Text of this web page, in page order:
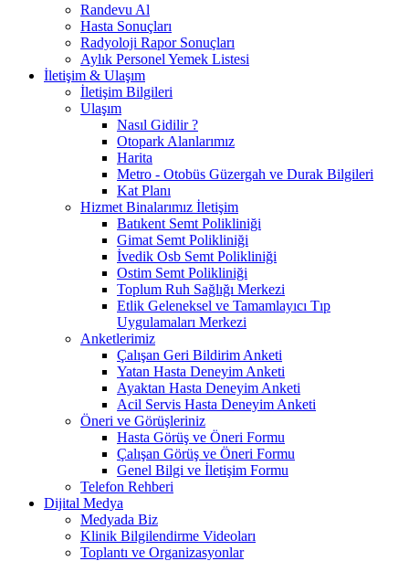
Randevu Al
Hasta Sonuçları
Radyoloji Rapor Sonuçları
Aylık Personel Yemek Listesi
İletişim & Ulaşım
İletişim Bilgileri
Ulaşım
Nasıl Gidilir ?
Otopark Alanlarımız
Harita
Metro - Otobüs Güzergah ve Durak Bilgileri
Kat Planı
Hizmet Binalarımız İletişim
Batıkent Semt Polikliniği
Gimat Semt Polikliniği
İvedik Osb Semt Polikliniği
Ostim Semt Polikliniği
Toplum Ruh Sağlığı Merkezi
Etlik Geleneksel ve Tamamlayıcı Tıp
Uygulamaları Merkezi
Anketlerimiz
Çalışan Geri Bildirim Anketi
Yatan Hasta Deneyim Anketi
Ayaktan Hasta Deneyim Anketi
Acil Servis Hasta Deneyim Anketi
Öneri ve Görüşleriniz
Hasta Görüş ve Öneri Formu
Çalışan Görüş ve Öneri Formu
Genel Bilgi ve İletişim Formu
Telefon Rehberi
Dijital Medya
Medyada Biz
Klinik Bilgilendirme Videoları
Toplantı ve Organizasyonlar